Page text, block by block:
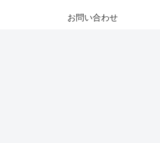
お問い合わせ